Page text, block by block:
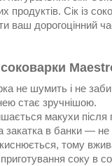
продуктів. Сік із
ваш дорогоцінний
не шумить і не
стає зручнішою.
макухи після
закатка в банки — не
тому
соку в